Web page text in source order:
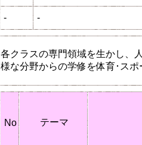
- -
各クラスの専門領域を生かし、
様な分野からの学修を体育･ス
No テーマ